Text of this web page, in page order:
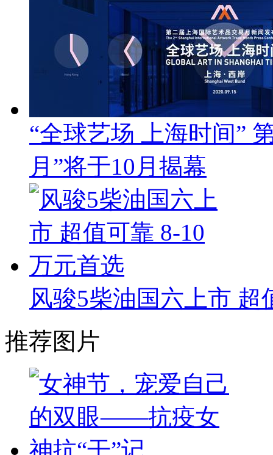
“全球艺场 上海时间”
月”将于10月揭幕
风骏5柴油国六上市 超
推荐图片